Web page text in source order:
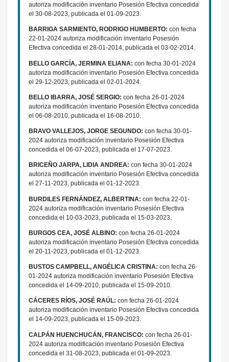
autoriza modificación inventario Posesión Efectiva concedida
el 30-08-2023, publicada el 01-09-2023.
BARRIGA SARMIENTO, RODRIGO HUMBERTO: con fecha
22-01-2024 autoriza modificación inventario Posesión
Efectiva concedida el 28-01-2014, publicada el 03-02-2014.
BELLO GARCÍA, JERMINA ELIANA: con fecha 30-01-2024
autoriza modificación inventario Posesión Efectiva concedida
el 29-12-2023, publicada el 02-01-2024.
BELLO IBARRA, JOSÉ SERGIO: con fecha 26-01-2024
autoriza modificación inventario Posesión Efectiva concedida
el 06-08-2010, publicada el 16-08-2010.
BRAVO VALLEJOS, JORGE SEGUNDO: con fecha 30-01-
2024 autoriza modificación inventario Posesión Efectiva
concedida el 06-07-2023, publicada el 17-07-2023.
BRICEÑO JARPA, LIDIA ANDREA: con fecha 30-01-2024
autoriza modificación inventario Posesión Efectiva concedida
el 27-11-2023, publicada el 01-12-2023.
BURDILES FERNÁNDEZ, ALBERTINA: con fecha 22-01-
2024 autoriza modificación inventario Posesión Efectiva
concedida el 10-03-2023, publicada el 15-03-2023.
BURGOS CEA, JOSÉ ALBINO: con fecha 26-01-2024
autoriza modificación inventario Posesión Efectiva concedida
el 20-11-2023, publicada el 01-12-2023.
BUSTOS CAMPBELL, ANGÉLICA CRISTINA: con fecha 26-
01-2024 autoriza modificación inventario Posesión Efectiva
concedida el 14-09-2010, publicada el 15-09-2010.
CÁCERES RÍOS, JOSÉ RAÚL: con fecha 26-01-2024
autoriza modificación inventario Posesión Efectiva concedida
el 14-09-2023, publicada el 15-09-2023.
CALPÁN HUENCHUCÁN, FRANCISCO: con fecha 26-01-
2024 autoriza modificación inventario Posesión Efectiva
concedida el 31-08-2023, publicada el 01-09-2023.